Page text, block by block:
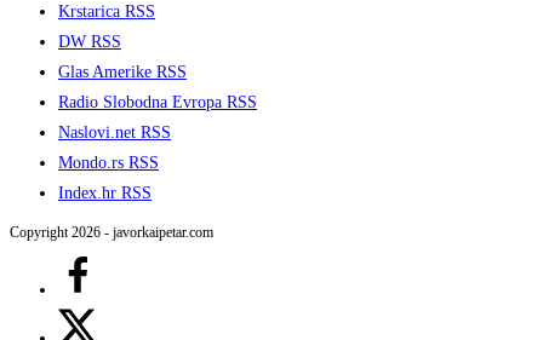
Krstarica RSS
DW RSS
Glas Amerike RSS
Radio Slobodna Evropa RSS
Naslovi.net RSS
Mondo.rs RSS
Index.hr RSS
Copyright 2026 - javorkaipetar.com